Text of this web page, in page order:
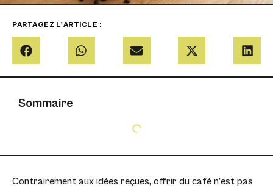
PARTAGEZ L'ARTICLE :
Sommaire
Contrairement aux idées reçues, offrir du café n’est pas